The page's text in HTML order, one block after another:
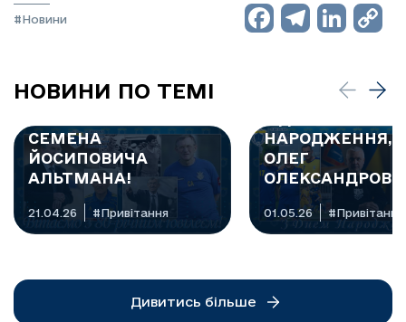
#Новини
НОВИНИ ПО ТЕМІ
🎉 ВІТАЄМО З 80-
СЕМЕНА
ЙОСИПОВИЧА
АЛЬТМАНА!
21.04.26 #Привітання
НАРОДЖЕННЯ,
ОЛЕГ
01.05.26 #Привітання
Дивитись більше